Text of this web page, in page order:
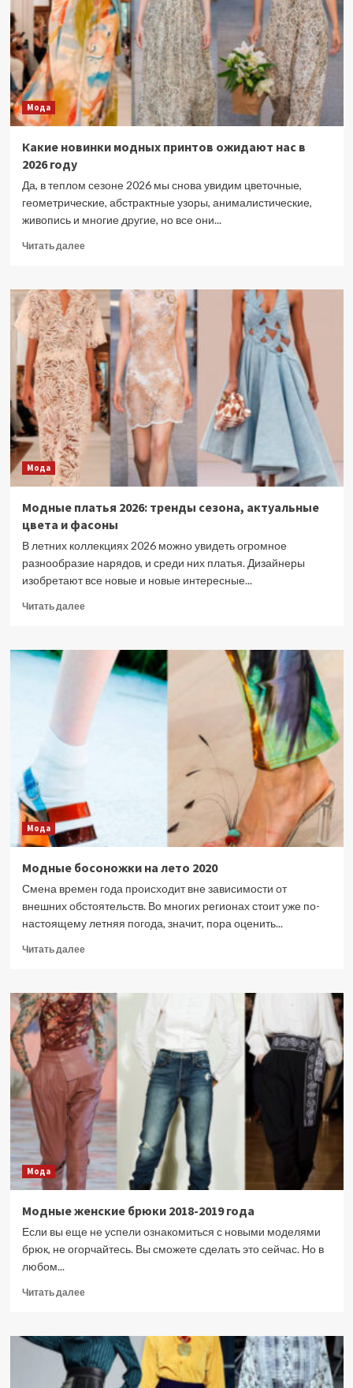
новинки
сезона
и
стильные
образы
Мода
Какие новинки модных принтов ожидают нас в
2026 году
Да, в теплом сезоне 2026 мы снова увидим цветочные,
геометрические, абстрактные узоры, анималистические,
живопись и многие другие, но все они...
Читать далееПрочитать
Какие
новинки
модных
принтов
ожидают
нас
в
2026
году
Мода
Модные платья 2026: тренды сезона, актуальные
цвета и фасоны
В летних коллекциях 2026 можно увидеть огромное
разнообразие нарядов, и среди них платья. Дизайнеры
изобретают все новые и новые интересные...
Читать далееПрочитать
Модные
платья
2026:
тренды
актуальные
Мода
Модные босоножки на лето 2020
Смена времен года происходит вне зависимости от
внешних обстоятельств. Во многих регионах стоит уже по-
настоящему летняя погода, значит, пора оценить...
Читать далееПрочитать
Модные
босоножки
на
лето
2020
Мода
Модные женские брюки 2018-2019 года
Если вы еще не успели ознакомиться с новыми моделями
брюк, не огорчайтесь. Вы сможете сделать это сейчас. Но в
любом...
Читать далееПрочитать
Модные
женские
брюки
2018-